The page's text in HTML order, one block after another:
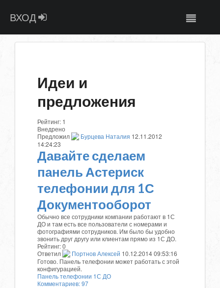
ВХОД
Идеи и
предложения
Рейтинг: 1
Внедрено
Предложил
Бурцева Наталия 12.11.2012
14:24:23
Давайте сделаем
панель Астериск
телефонии для 1С
Документооборот
Обычно все сотрудники компании работают в 1С
ДО и там есть все пользователи с номерами и
фотографиями сотрудников. Им было бы удобно
звонить друг другу или клиентам прямо из 1С ДО.
Рейтинг:0
Ответил
Портнов Алексей 10.12.2014 09:53:16
Готово. Панель телефонии может работать с этой
конфигурацией.
Панель телефонии 1С ДО
Комментариев: 97